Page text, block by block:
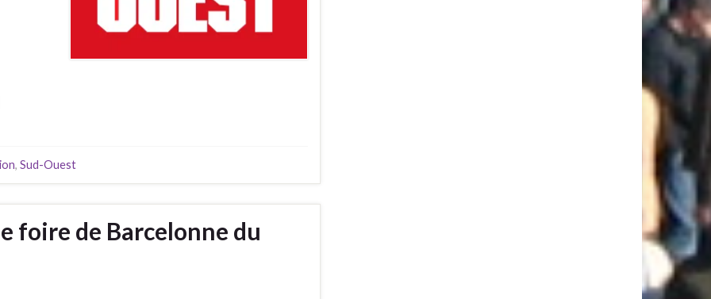
, Sud-Ouest
foire de Barcelonne du